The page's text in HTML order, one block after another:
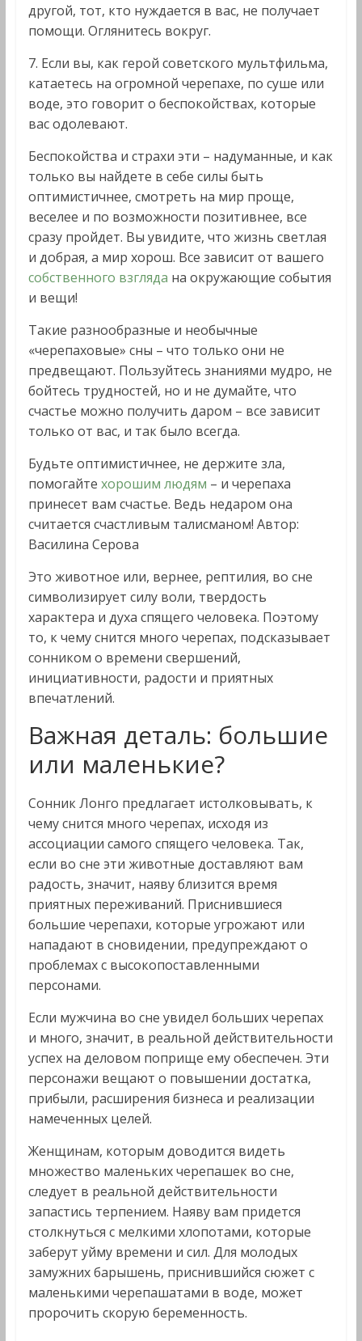
другой, тот, кто нуждается в вас, не получает
помощи. Оглянитесь вокруг.
7. Если вы, как герой советского мультфильма,
катаетесь на огромной черепахе, по суше или
воде, это говорит о беспокойствах, которые
вас одолевают.
Беспокойства и страхи эти – надуманные, и как
только вы найдете в себе силы быть
оптимистичнее, смотреть на мир проще,
веселее и по возможности позитивнее, все
сразу пройдет. Вы увидите, что жизнь светлая
и добрая, а мир хорош. Все зависит от вашего
собственного взгляда на окружающие события
и вещи!
Такие разнообразные и необычные
«черепаховые» сны – что только они не
предвещают. Пользуйтесь знаниями мудро, не
бойтесь трудностей, но и не думайте, что
счастье можно получить даром – все зависит
только от вас, и так было всегда.
Будьте оптимистичнее, не держите зла,
помогайте хорошим людям – и черепаха
принесет вам счастье. Ведь недаром она
считается счастливым талисманом! Автор:
Василина Серова
Это животное или, вернее, рептилия, во сне
символизирует силу воли, твердость
характера и духа спящего человека. Поэтому
то, к чему снится много черепах, подсказывает
сонником о времени свершений,
инициативности, радости и приятных
впечатлений.
Важная деталь: большие
или маленькие?
Сонник Лонго предлагает истолковывать, к
чему снится много черепах, исходя из
ассоциации самого спящего человека. Так,
если во сне эти животные доставляют вам
радость, значит, наяву близится время
приятных переживаний. Приснившиеся
большие черепахи, которые угрожают или
нападают в сновидении, предупреждают о
проблемах с высокопоставленными
персонами.
Если мужчина во сне увидел больших черепах
и много, значит, в реальной действительности
успех на деловом поприще ему обеспечен. Эти
персонажи вещают о повышении достатка,
прибыли, расширения бизнеса и реализации
намеченных целей.
Женщинам, которым доводится видеть
множество маленьких черепашек во сне,
следует в реальной действительности
запастись терпением. Наяву вам придется
столкнуться с мелкими хлопотами, которые
заберут уйму времени и сил. Для молодых
замужних барышень, приснившийся сюжет с
маленькими черепашатами в воде, может
пророчить скорую беременность.